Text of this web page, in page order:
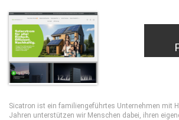
Sicatron ist ein familiengeführtes Unternehmen mit
Jahren unterstützen wir Menschen dabei, ihren